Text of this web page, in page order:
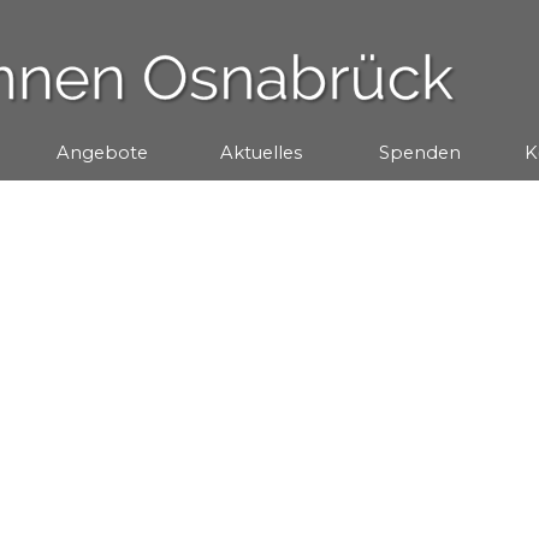
Menü überspringen
▼
Angebote ▼
Aktuelles ▼
Spenden